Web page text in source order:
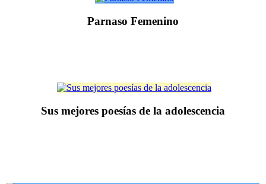
Parnaso Femenino
Sus mejores poesías de la adolescencia